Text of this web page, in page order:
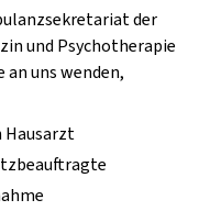
der
und Psychotherapie
uns wenden,
Hausarzt